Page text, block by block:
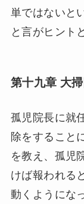
単ではないと
と言がヒント
第十九章 大
孤児院長に就
除をすること
を教え、孤児
けば報われる
動くようにな